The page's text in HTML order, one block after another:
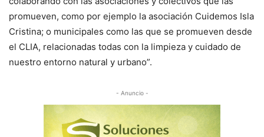
promueven, como por ejemplo la asociación Cuidemos Isla
Cristina; o municipales como las que se promueven desde
el CLIA, relacionadas todas con la limpieza y cuidado de
nuestro entorno natural y urbano”.
- Anuncio -